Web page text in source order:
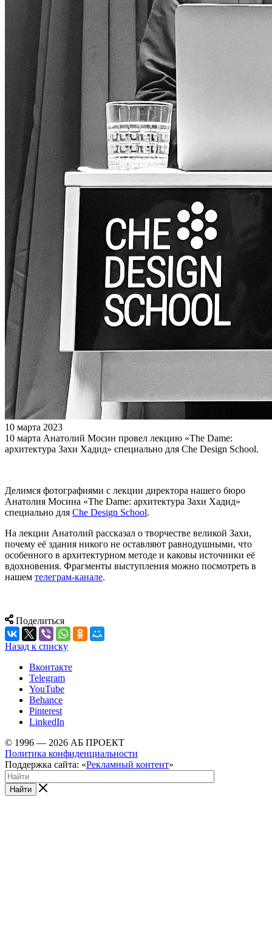
10 марта 2023
10 марта Анатолий Мосин провел лекцию «The Dame:
архитектура Захи Хадид» специально для Che Design School.
Делимся фотографиями с лекции директора нашего бюро
Анатолия Мосина «The Dame: архитектура Захи Хадид»
специально для Che Design School.
На лекции Анатолий рассказал о творчестве великой Захи,
почему её здания никого не оставляют равнодушными, что
особенного в архитектурном методе и каковы источники её
вдохновения. Фрагменты выступления можно посмотреть в
нашем телеграм-канале.
Поделиться
Назад к списку
Вконтакте
Telegram
YouTube
Behance
Pinterest
LinkedIn
© 1996 — 2026 АБ ПРОЕКТ
Политика конфиденциальности
Поддержка сайта: «Рекламный контент»
Найти